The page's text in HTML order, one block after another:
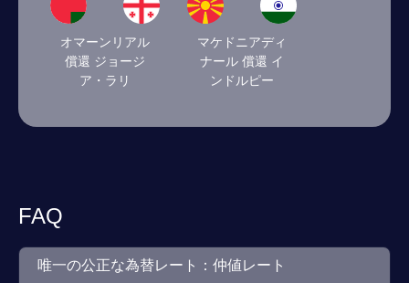
オマーンリアル
償還 ジョージ
ア・ラリ
マケドニアディ
ナール 償還 イ
ンドルピー
FAQ
唯一の公正な為替レート：仲値レート